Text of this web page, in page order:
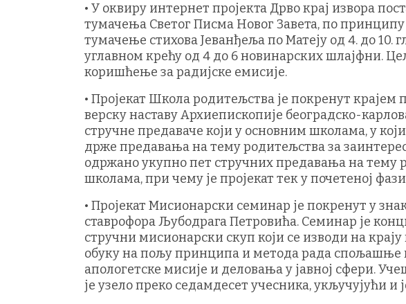
• У оквиру интернет пројекта Дрво крај извора
тумачења Светог Писма Новог Завета, по принципу
тумачење стихова Јеванђеља по Матеју од 4. до 10.
углавном крећу од 4 до 6 новинарских шлајфни.
коришћење за радијске емисије.
• Пројекат Школа родитељства је покренут
верску наставу Архиепископије београдско-
стручне предаваче који у основним школама, у
држе предавања на тему родитељства за
одржано укупно пет стручних предавања на тему
школама, при чему је пројекат тек у почетеној фази
• Пројекат Мисионарски семинар је покренут у
ставрофора Љубодрага Петровића. Семинар је
стручни мисионарски скуп који се изводи на
обуку на пољу принципа и метода рада спољашње
апологетске мисије и деловања у јавној сфери.
је узело преко седамдесет учесника, укључујући и